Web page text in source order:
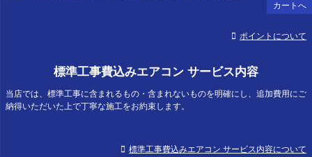
カートへ
ポイントについて
標準工事費込みエアコン サービス内容
当店では、標準工事に含まれるもの・含まれないものを明確にし、追加費用にご
納得いただいた上で丁寧な施工をお約束します。
標準工事費込みエアコン サービス内容について